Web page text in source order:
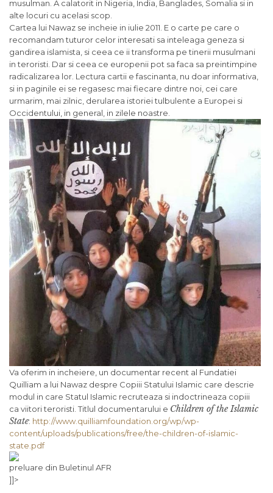
musulman. A calatorit in Nigeria, India, Banglades, Somalia si in
alte locuri cu acelasi scop.
Cartea lui Nawaz se incheie in iulie 2011. E o carte pe care o
recomandam tuturor celor interesati sa inteleaga geneza si
gandirea islamista, si ceea ce ii transforma pe tinerii musulmani
in teroristi. Dar si ceea ce europenii pot sa faca sa preintimpine
radicalizarea lor. Lectura cartii e fascinanta, nu doar informativa,
si in paginile ei se regasesc mai fiecare dintre noi, cei care
urmarim, mai zilnic, derularea istoriei tulbulente a Europei si
Occidentului, in general, in zilele noastre.
Va oferim in incheiere, un documentar recent al Fundatiei
Quilliam a lui Nawaz despre Copiii Statului Islamic care descrie
modul in care Statul Islamic recruteaza si indoctrineaza copiii
ca viitori teroristi. Titlul documentarului e Children of the Islamic
State: http://www.quilliamfoundation.org/wp/wp-
content/uploads/publications/free/the-children-of-islamic-
state.pdf
preluare din Buletinul AFR
]]>